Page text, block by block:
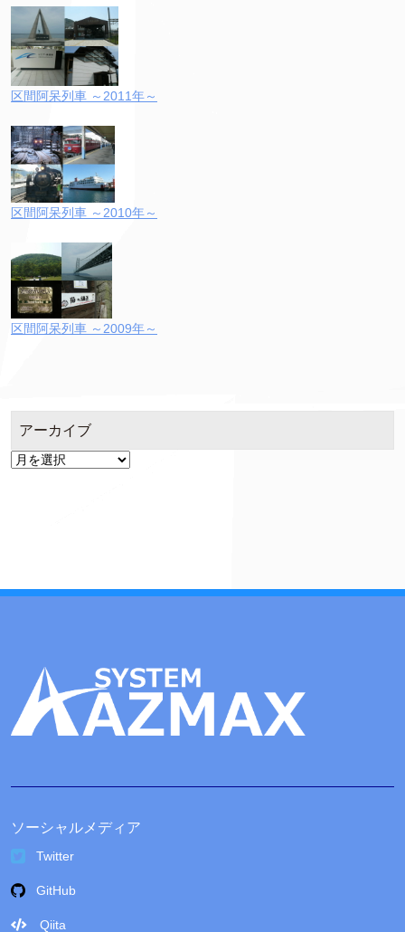
区間阿呆列車 ～2011年～
区間阿呆列車 ～2010年～
区間阿呆列車 ～2009年～
アーカイブ
ア
ソーシャルメディア
Twitter
GitHub
Qiita